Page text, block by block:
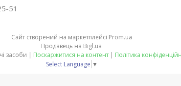
51
Сайт створений на маркетплейсі Prom.ua
Продавець на Bigl.ua
Поскаржитися на контент
Політика
Select Language ▼